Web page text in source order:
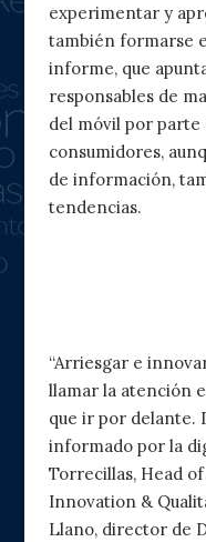
experimentar y
también formarse
informe, que
responsables de
del móvil por parte
consumidores,
de información,
tendencias.
“Arriesgar e
llamar la atención
que ir por delante.
informado por la
Torrecillas, Head
Innovation &
Llano, director de